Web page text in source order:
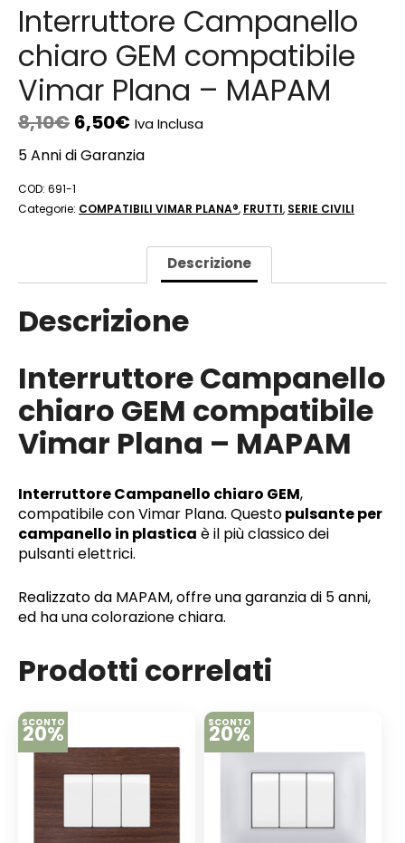
Interruttore Campanello
chiaro GEM compatibile
Vimar Plana – MAPAM
8,10€ 6,50€ Iva Inclusa
5 Anni di Garanzia
COD: 691-1
Categorie: COMPATIBILI VIMAR PLANA®, FRUTTI, SERIE CIVILI
Descrizione
Descrizione
Interruttore Campanello
chiaro GEM compatibile
Vimar Plana – MAPAM
Interruttore Campanello chiaro GEM,
compatibile con Vimar Plana. Questopulsante per
campanello in plastica è il più classico dei
pulsanti elettrici.
Realizzato da MAPAM, offre una garanzia di 5 anni,
ed ha una colorazione chiara.
Prodotti correlati
SCONTO
20% SCONTO
20%